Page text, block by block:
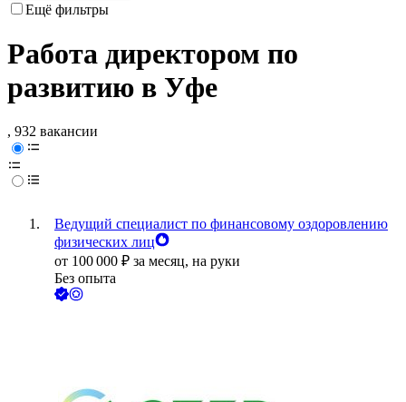
Ещё фильтры
Работа директором по
развитию в Уфе
, 932 вакансии
Ведущий специалист по финансовому оздоровлению
физических лиц
от 100 000 ₽ за месяц, на руки
Без опыта